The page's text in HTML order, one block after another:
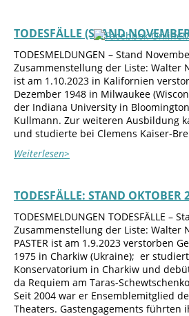
TODESFÄLLE (STAND
TODESMELDUNGEN – Stand
Zusammenstellung der Liste: Walter
ist am 1.10.2023 in Kalifornien
Dezember 1948 in Milwaukee
der Indiana University in
Kullmann. Zur weiteren Ausbildung
und studierte bei Clemens Kaiser-
Weiterlesen>
TODESFÄLLE: STAND OKTOBER
TODESMELDUNGEN TODESFÄLLE –
Zusammenstellung der Liste: Walter
PASTER ist am 1.9.2023 verstorben
1975 in Charkiw (Ukraine); er
Konservatorium in Charkiw und
da Requiem am Taras-
Seit 2004 war er Ensemblemitglied
Theaters. Gastengagements führten